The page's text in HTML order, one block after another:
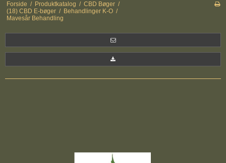
Forside / Produktkatalog / CBD Bøger /
(18) CBD E-bøger / Behandlinger K-O /
Mavesår Behandling